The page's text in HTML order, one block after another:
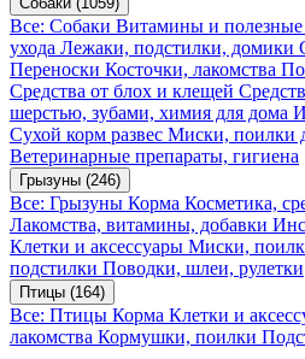
Все: Собаки Витамины и полезные
ухода Лежаки, подстилки, домики
Переноски Косточки, лакомства
Средства от блох и клещей
шерстью, зубами, химия для дома
Сухой корм развес Миски, поилки
Ветеринарные препараты, гигиена
Грызуны (246)
Все: Грызуны Корма Косметика,
Лакомства, витамины, добавки
Клетки и аксессуары Миски,
подстилки Поводки, шлеи, рулетки
Птицы (164)
Все: Птицы Корма Клетки и
лакомства Кормушки, поилки